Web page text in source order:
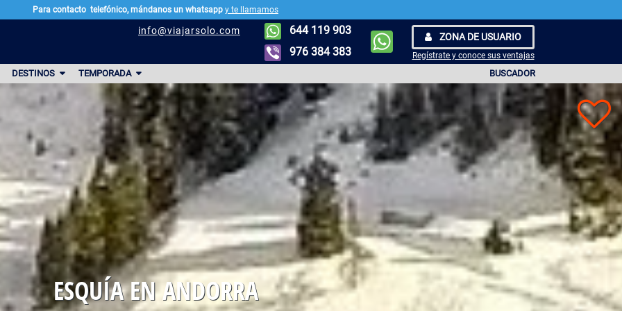
644 119 903
976 384 383
ZONA DE USUARIO
Regístrate y conoce sus ventajas
info@viajarsolo.com
DESTINOS TEMPORADA BUSCADOR
ESQUÍA EN ANDORRA
Para contacto telefónico, mándanos un whatsapp y te llamamos